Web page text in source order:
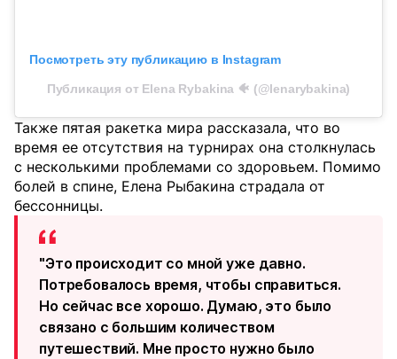
Посмотреть эту публикацию в Instagram
Публикация от Elena Rybakina 🐠 (@lenarybakina)
Также пятая ракетка мира рассказала, что во
время ее отсутствия на турнирах она столкнулась
с несколькими проблемами со здоровьем. Помимо
болей в спине, Елена Рыбакина страдала от
бессонницы.
"Это происходит со мной уже давно.
Потребовалось время, чтобы справиться.
Но сейчас все хорошо. Думаю, это было
связано с большим количеством
путешествий. Мне просто нужно было